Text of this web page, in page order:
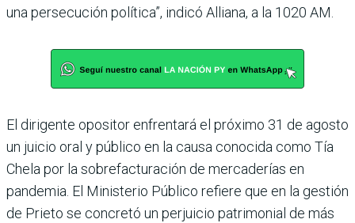
una persecución política”, indicó Alliana, a la 1020 AM.
El dirigente opositor enfren­tará el próximo 31 de agosto
un juicio oral y público en la causa conocida como Tía
Chela por la sobrefacturación de mercaderías en
pandemia. El Ministerio Público refiere que en la gestión
de Prieto se concretó un perjuicio patri­monial de más